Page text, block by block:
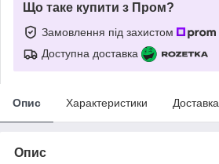
Що таке купити з Пром?
Замовлення під захистом
Доступна доставка
Опис Характеристики Доставка
Опис